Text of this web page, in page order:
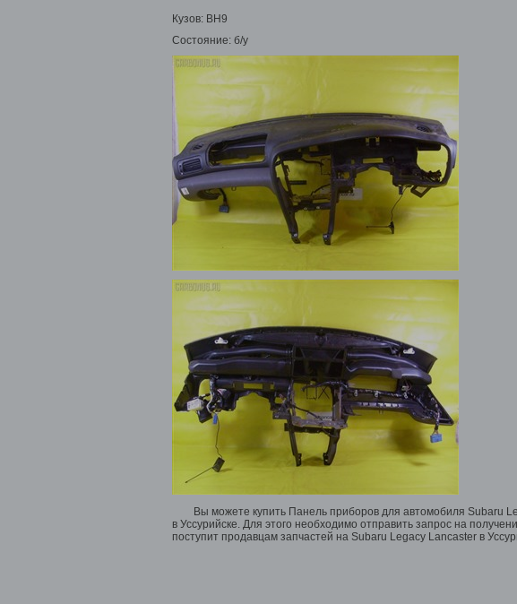
Кузов: BH9
Состояние: б/у
Вы можете купить Панель приборов для автомобиля Subaru
в Уссурийске. Для этого необходимо отправить запрос на
поступит продавцам запчастей на Subaru Legacy Lancaster в